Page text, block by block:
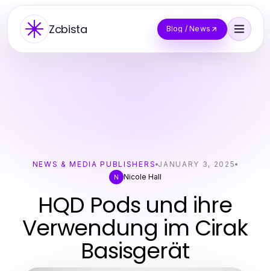
Zcbista Blog / News
NEWS & MEDIA PUBLISHERS JANUARY 3, 2025
N Nicole Hall
HQD Pods und ihre
Verwendung im Cirak
Basisgerät